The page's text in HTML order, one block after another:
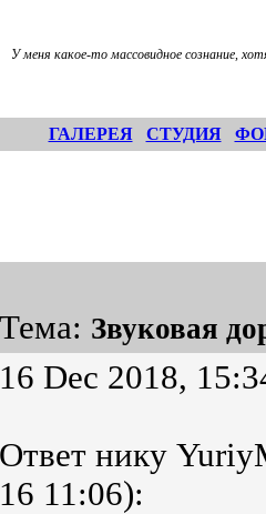
У меня какое-то массовидное сознание,
ГАЛЕРЕЯ СТУДИЯ
Тема: Звуковая
16 Dec 2018,
Ответ нику
16 11:06):